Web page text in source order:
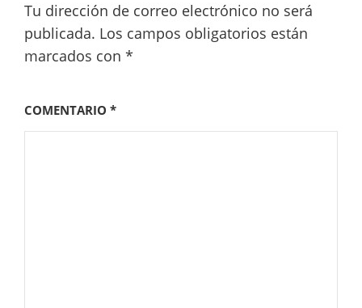
Tu dirección de correo electrónico no será
publicada. Los campos obligatorios están
marcados con *
COMENTARIO *